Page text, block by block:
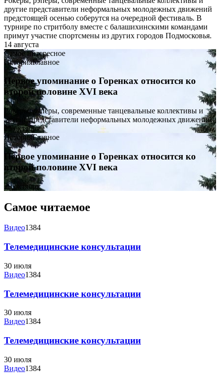
другие представители неформальных молодежных движений
предстоящей осенью соберутся на очередной фестиваль. В
турнире по стритболу вместе с балашихинскими командами
примут участие спортсмены из других городов Подмосковья.
14 августа
Самое интересное
ИсторияГлавное
Первое упоминание о Горенках относится ко
второй половине XVI века
Рокеры, рэперы, современные танцевальные коллективы и
другие представители неформальных молодежных движений
25 октября
ИсторияГлавное
Первое упоминание о Горенках относится ко
второй половине XVI века
25 октября
Самое читаемое
Видео1384
Телемедицинские консультации
30 июля
Видео1384
Телемедицинские консультации
30 июля
Видео1384
Телемедицинские консультации
30 июля
Видео1384